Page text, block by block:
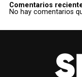
Comentarios
No hay comentarios